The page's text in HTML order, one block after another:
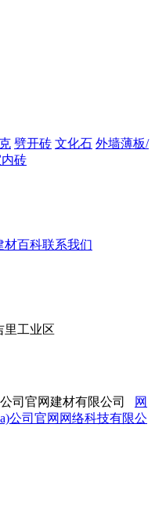
劈开砖 文化石 外墙薄板/
砖
材百科联系我们
里工业区
司官网建材有限公司
网
公司官网网络科技有限公